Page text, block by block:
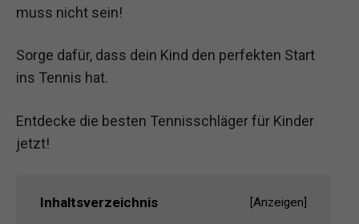
muss nicht sein!
Sorge dafür, dass dein Kind den perfekten Start
ins Tennis hat.
Entdecke die besten Tennisschläger für Kinder
jetzt!
Inhaltsverzeichnis [Anzeigen]